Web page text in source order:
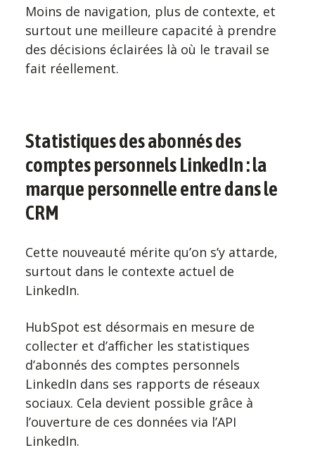
Moins de navigation, plus de contexte, et
surtout une meilleure capacité à prendre
des décisions éclairées là où le travail se
fait réellement.
Statistiques des abonnés des
comptes personnels LinkedIn : la
marque personnelle entre dans le
CRM
Cette nouveauté mérite qu’on s’y attarde,
surtout dans le contexte actuel de
LinkedIn.
HubSpot est désormais en mesure de
collecter et d’afficher les statistiques
d’abonnés des comptes personnels
LinkedIn dans ses rapports de réseaux
sociaux. Cela devient possible grâce à
l’ouverture de ces données via l’API
LinkedIn.